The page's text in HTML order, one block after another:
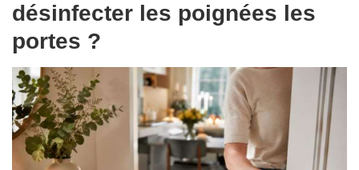
désinfecter les poignées les
portes ?